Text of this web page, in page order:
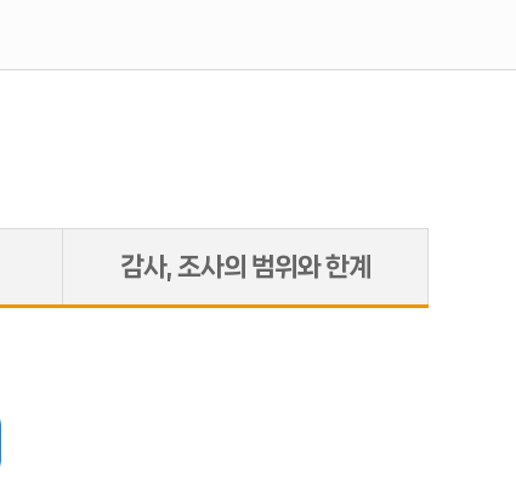
감사, 조사의 범위와 한계